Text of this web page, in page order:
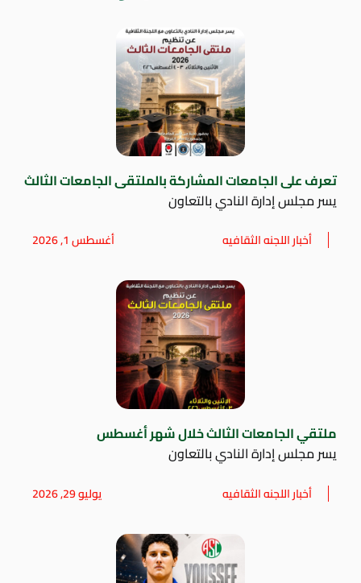
تعرف على الجامعات المشاركة بالملتقى الجامعات الثالث
يسر مجلس إدارة النادي بالتعاون
أخبار اللجنه الثقافيه أغسطس 1, 2026
ملتقي الجامعات الثالث خلال شهر أغسطس
يسر مجلس إدارة النادي بالتعاون
أخبار اللجنه الثقافيه يوليو 29, 2026